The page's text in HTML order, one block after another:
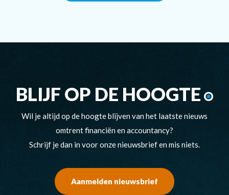
BLIJF OP DE HOOGTE
Wil je altijd op de hoogte blijven van het laatste nieuws
omtrent financiën en accountancy?
Schrijf je dan in voor onze nieuwsbrief en mis niets.
Aanmelden nieuwsbrief